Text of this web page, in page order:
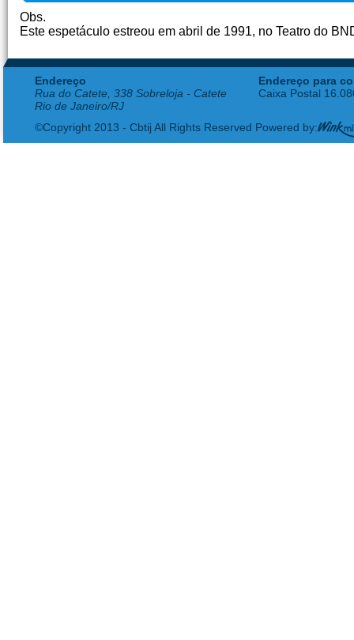
Obs.
Este espetáculo estreou em abril de 1991, no Teatro do
Endereço
Rua do Catete, 338 Sobreloja - Catete
Rio de Janeiro/RJ
Endereço para
Caixa Postal
©Copyright 2013 - Cbtij All Rights Reserved Powered by: